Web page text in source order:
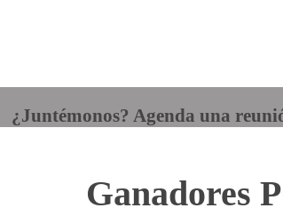
¿Juntémonos? Agenda una
Ganadores